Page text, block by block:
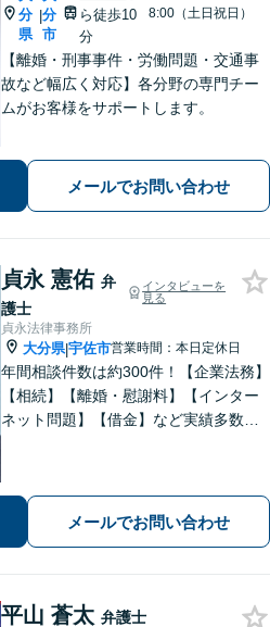
分
県
|分
市
ら徒歩10
分
8:00（土日祝日）
【離婚・刑事事件・労働問題・交通事
故など幅広く対応】各分野の専門チー
ムがお客様をサポートします。
メールでお問い合わせ
貞永 憲佑 弁
護士
インタビューを
見る
貞永法律事務所
大分県|宇佐市営業時間：本日定休日
年間相談件数は約300件！【企業法務】
【相続】【離婚・慰謝料】【インター
ネット問題】【借金】など実績多数。
メールでお問い合わせ
平山 蒼太 弁護士